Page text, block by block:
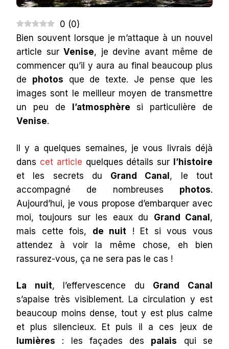
0 (0)
Bien souvent lorsque je m’attaque à un nouvel
article surVenise, je devine avant même de
commencer qu’il y aura au final beaucoup plus
de photos que de texte. Je pense que les
images sont le meilleur moyen de transmettre
un peu de
l’atmosphère si particulière de
Venise.
Il y a quelques semaines, je vous livrais déjà
dans cet article quelques détails sur l’histoire
et les secrets du Grand Canal, le tout
accompagné de nombreuses photos.
Aujourd’hui, je vous propose d’embarquer avec
moi, toujours sur les eaux du Grand Canal,
mais cette fois, de nuit ! Et si vous vous
attendez à voir la même chose, eh bien
rassurez-vous, ça ne sera pas le cas !
La nuit, l’effervescence du Grand Canal
s’apaise très visiblement. La circulation y est
beaucoup moins dense, tout y est plus calme
et plus silencieux. Et puis il a ces jeux de
lumières : les façades des palais qui se